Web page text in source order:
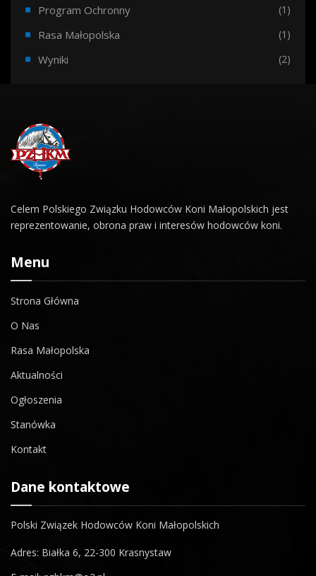
Program Ochronny (1)
Rasa Małopolska (1)
Wyniki (2)
Celem Polskiego Związku Hodowców Koni Małopolskich jest
reprezentowanie, obrona praw i interesów hodowców koni.
Menu
Strona Główna
O Nas
Rasa Małopolska
Aktualności
Ogłoszenia
Stanówka
Kontakt
Dane kontaktowe
Polski Związek Hodowców Koni Małopolskich
Adres: Białka 6, 22-300 Krasnystaw